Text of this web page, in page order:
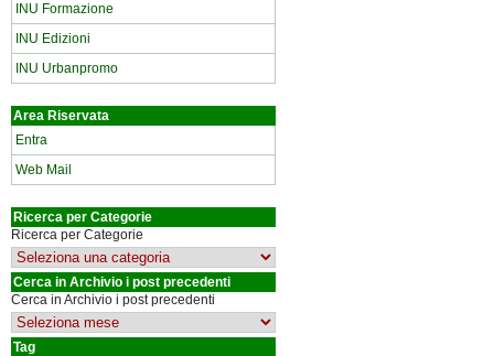
INU Formazione
INU Edizioni
INU Urbanpromo
Area Riservata
Entra
Web Mail
Ricerca per Categorie
Ricerca per Categorie
Cerca in Archivio i post precedenti
Cerca in Archivio i post precedenti
Tag